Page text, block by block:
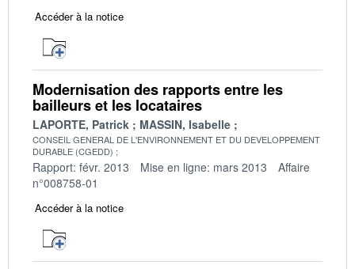
Accéder à la notice
Modernisation des rapports entre les
bailleurs et les locataires
LAPORTE, Patrick MASSIN, Isabelle
CONSEIL GENERAL DE L'ENVIRONNEMENT ET DU DEVELOPPEMENT
DURABLE (CGEDD)
Rapport: févr. 2013 Mise en ligne: mars 2013
Affaire
n°008758-01
Accéder à la notice